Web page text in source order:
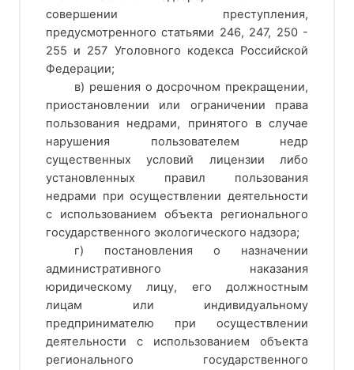
совершении преступления,
предусмотренного статьями 246, 247, 250 -
255 и 257 Уголовного кодекса Российской
Федерации;
в) решения о досрочном прекращении,
приостановлении или ограничении права
пользования недрами, принятого в случае
нарушения пользователем недр
существенных условий лицензии либо
установленных правил пользования
недрами при осуществлении деятельности
с использованием объекта регионального
государственного экологического надзора;
г) постановления о назначении
административного наказания
юридическому лицу, его должностным
лицам или индивидуальному
предпринимателю при осуществлении
деятельности с использованием объекта
регионального государственного